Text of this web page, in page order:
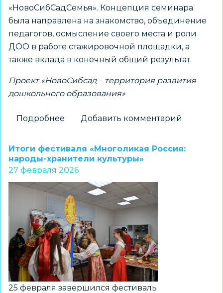
«НовоСибСадСемья». Концепция семинара
была направлена на знакомство, объединение
педагогов, осмысление своего места и роли
ДОО в работе стажировочной площадки, а
также вклада в конечный общий результат.
Проект «НовоСибсад – территория развития
дошкольного образования»
Подробнее
семинар
стажировочных
площадок
НовоСибСадСемья
Добавить комментарий
Итоги фестиваля «Многоликая Россия:
народы-хранители культуры»
27 февраля 2026
25 февраля завершился фестиваль